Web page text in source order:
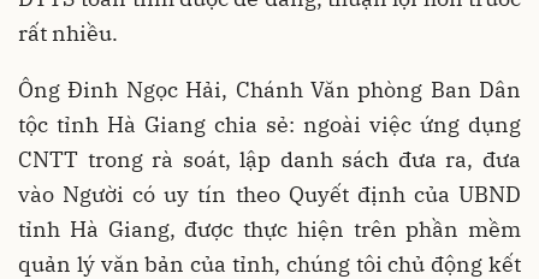
rất nhiều.
Ông Đinh Ngọc Hải, Chánh Văn phòng Ban Dân
tộc tỉnh Hà Giang chia sẻ: ngoài việc ứng dụng
CNTT trong rà soát, lập danh sách đưa ra, đưa
vào Người có uy tín theo Quyết định của UBND
tỉnh Hà Giang, được thực hiện trên phần mềm
quản lý văn bản của tỉnh, chúng tôi chủ động kết